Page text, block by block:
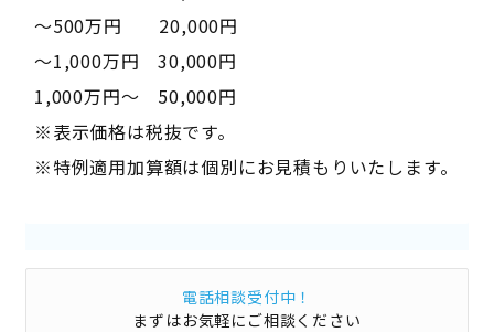
～500万円 20,000円
～1,000万円 30,000円
1,000万円～ 50,000円
※表示価格は税抜です。
※特例適用加算額は個別にお見積もりいたします。
電話相談受付中！
まずはお気軽にご相談ください